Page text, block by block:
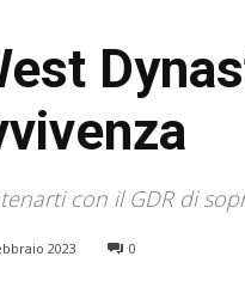
con il GDR di
2023 0